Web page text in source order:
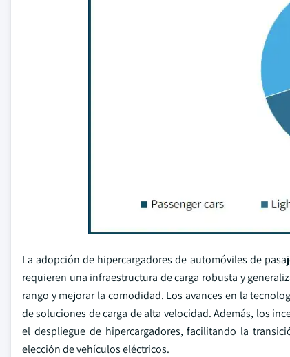
La adopción de hipercargadores de automóviles de
requieren una infraestructura de carga robusta y
rango y mejorar la comodidad. Los avances en la
de soluciones de carga de alta velocidad. Además, los
el despliegue de hipercargadores, facilitando la
elección de vehículos eléctricos.